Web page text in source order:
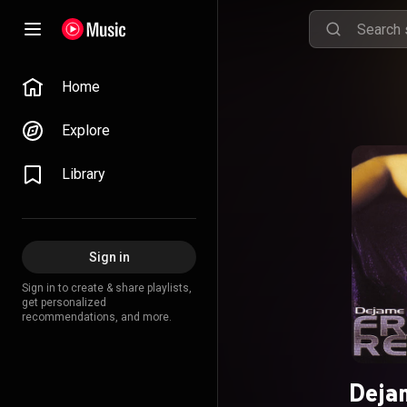
Home
Explore
Library
Sign in
Sign in to create & share playlists,
get personalized
recommendations, and more.